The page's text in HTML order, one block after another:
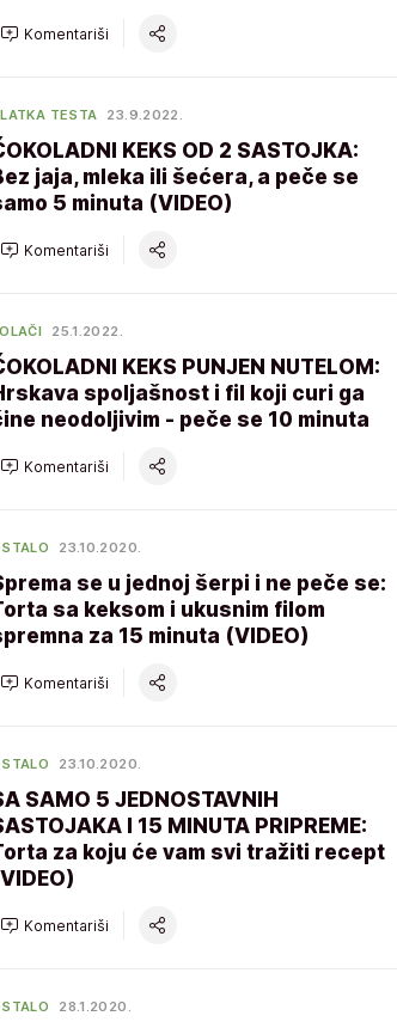
Komentariši
TESTA 23.9.2022.
KEKS OD 2 SASTOJKA:
jaja, mleka ili šećera, a peče se
5 minuta (VIDEO)
Komentariši
25.1.2022.
KEKS PUNJEN NUTELOM:
spoljašnost i fil koji curi ga
neodoljivim - peče se 10 minuta
Komentariši
23.10.2020.
se u jednoj šerpi i ne peče se:
sa keksom i ukusnim filom
za 15 minuta (VIDEO)
Komentariši
23.10.2020.
SAMO 5 JEDNOSTAVNIH
I 15 MINUTA PRIPREME:
za koju će vam svi tražiti recept
Komentariši
28.1.2020.